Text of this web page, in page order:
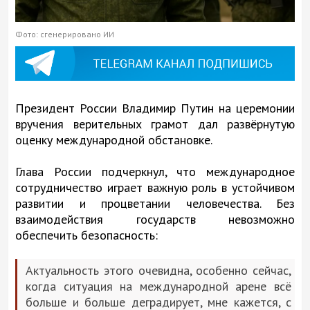
Фото: сгенерировано ИИ
Президент России Владимир Путин на церемонии
вручения верительных грамот дал развёрнутую
оценку международной обстановке.
Глава России подчеркнул, что международное
сотрудничество играет важную роль в устойчивом
развитии и процветании человечества. Без
взаимодействия государств невозможно
обеспечить безопасность:
Актуальность этого очевидна, особенно сейчас,
когда ситуация на международной арене всё
больше и больше деградирует, мне кажется, с